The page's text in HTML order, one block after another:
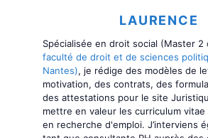
LAURENCE
Spécialisée en droit social (Master 2
faculté de droit et de sciences
Nantes), je rédige des modèles de
motivation, des contrats, des
des attestations pour le site
mettre en valeur les curriculum
en recherche d'emploi. J’interviens